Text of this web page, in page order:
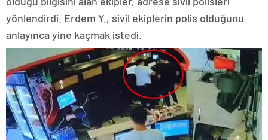
yönlendirdi. Erdem Y., sivil ekiplerin polis olduğunu
anlayınca yine kaçmak istedi.